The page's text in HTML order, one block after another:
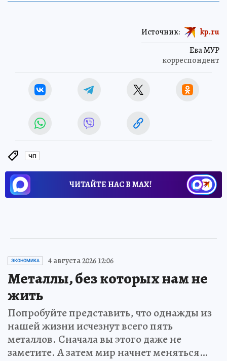
Ева МУР
корреспондент
Источник: kp.ru
ЧП
ЧИТАЙТЕ НАС В МАХ!
ЭКОНОМИКА 4 августа 2026 12:06
Металлы, без которых нам не
жить
Попробуйте представить, что однажды из
нашей жизни исчезнут всего пять
металлов. Сначала вы этого даже не
заметите. А затем мир начнет меняться…